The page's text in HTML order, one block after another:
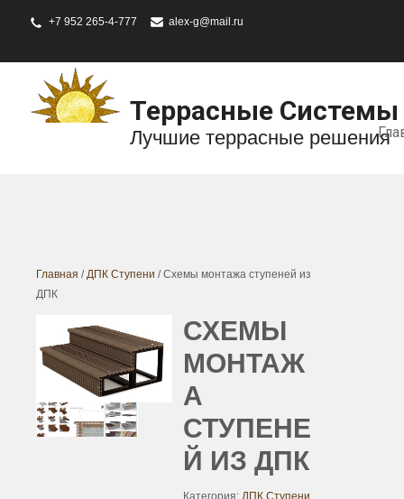
+7 952 265-4-777 alex-g@mail.ru
Террасные
Лучшие террасные решения
Главная /ДПК Ступени / Схемы монтажа ступеней из
ДПК
СХЕМЫ
МОНТАЖ
А
СТУПЕНЕ
Й ИЗ ДПК
Категория:ДПК Ступени